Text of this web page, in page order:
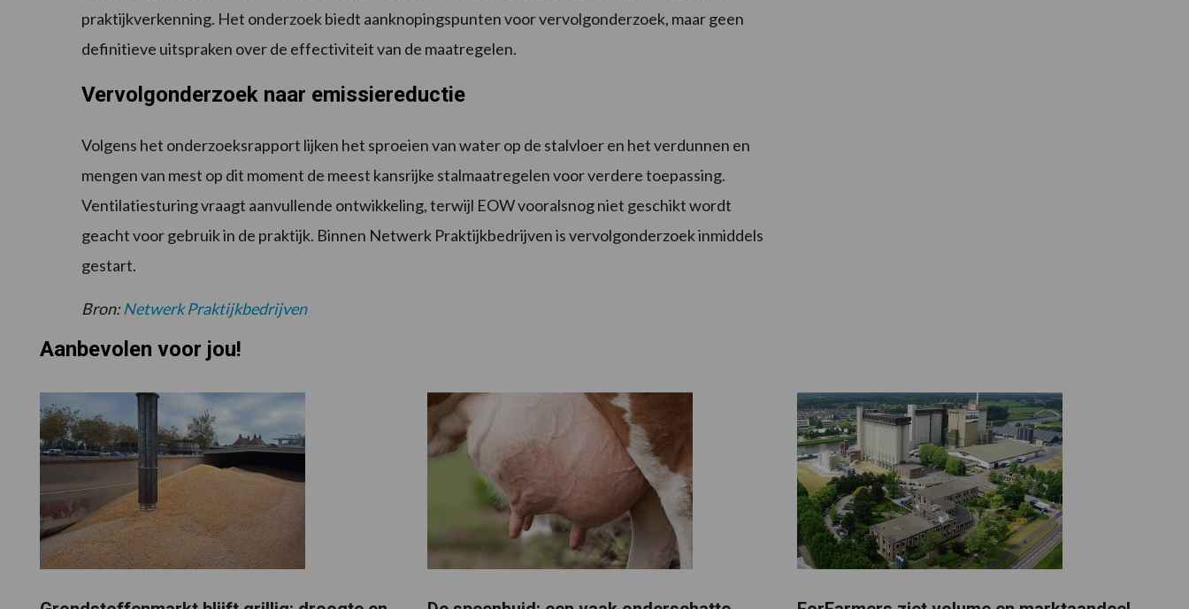
praktijkverkenning. Het onderzoek biedt aanknopingspunten voor vervolgonderzoek, maar geen
definitieve uitspraken over de effectiviteit van de maatregelen.
Vervolgonderzoek naar emissiereductie
Volgens het onderzoeksrapport lijken het sproeien van water op de stalvloer en het verdunnen en
mengen van mest op dit moment de meest kansrijke stalmaatregelen voor verdere toepassing.
Ventilatiesturing vraagt aanvullende ontwikkeling, terwijl EOW vooralsnog niet geschikt wordt
geacht voor gebruik in de praktijk. Binnen Netwerk Praktijkbedrijven is vervolgonderzoek inmiddels
gestart.
Bron:Netwerk Praktijkbedrijven
Aanbevolen voor jou!